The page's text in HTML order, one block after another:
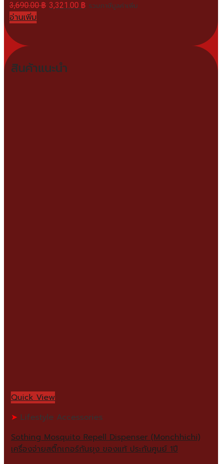
3,690.00฿ 3,321.00 ฿ รวมภาษีมูลค่าเพิ่ม
อ่านเพิ่ม
สินค้าแนะนำ
Quick View
Lifestyle Accessories
Sothing Mosquito Repell Dispenser (Monchhichi)
เครื่องจ่ายสติ๊กเกอร์กันยุง ของแท้ ประกันศูนย์ 1ปี